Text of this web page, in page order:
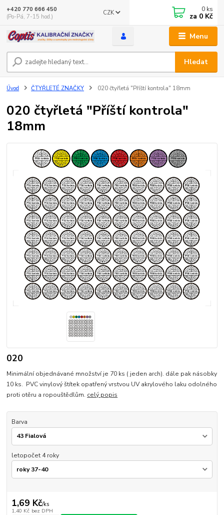
Menu
CZK
Hledat
+420 770 666 450
(Po-Pá, 7-15 hod.)
0 ks
za 0 Kč
Úvod ČTYŘLETÉ ZNAČKY 020 čtyřletá "Příští kontrola" 18mm
020 čtyřletá "Příští kontrola"
18mm
020
Minimální objednávané množství je 70 ks ( jeden arch). dále pak násobky
10 ks. PVC vinylový štítek opatřený vrstvou UV akrylového laku odolného
proti otěru a ropouštědlům. celý popis
Barva
letopočet 4 roky
1,69 Kč/ks
1,40 Kč bez DPH